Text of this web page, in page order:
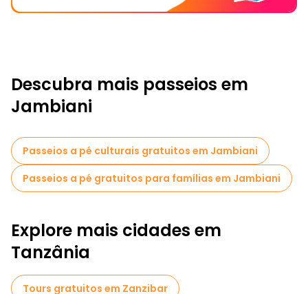
Descubra mais passeios em
Jambiani
Passeios a pé culturais gratuitos em Jambiani
Passeios a pé gratuitos para famílias em Jambiani
Explore mais cidades em
Tanzânia
Tours gratuitos em Zanzibar